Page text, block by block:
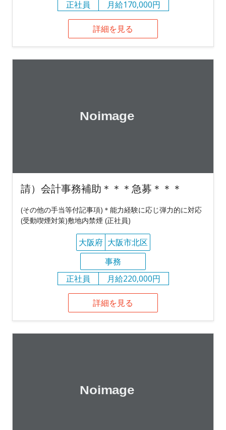
正社員
月給170,000円
詳細を見る
請）会計事務補助＊＊＊急募＊＊＊
(その他の手当等付記事項)＊能力経験に応じ弾力的に対応
(受動喫煙対策)敷地内禁煙 (正社員)
大阪府 大阪市北区
事務
正社員
月給220,000円
詳細を見る